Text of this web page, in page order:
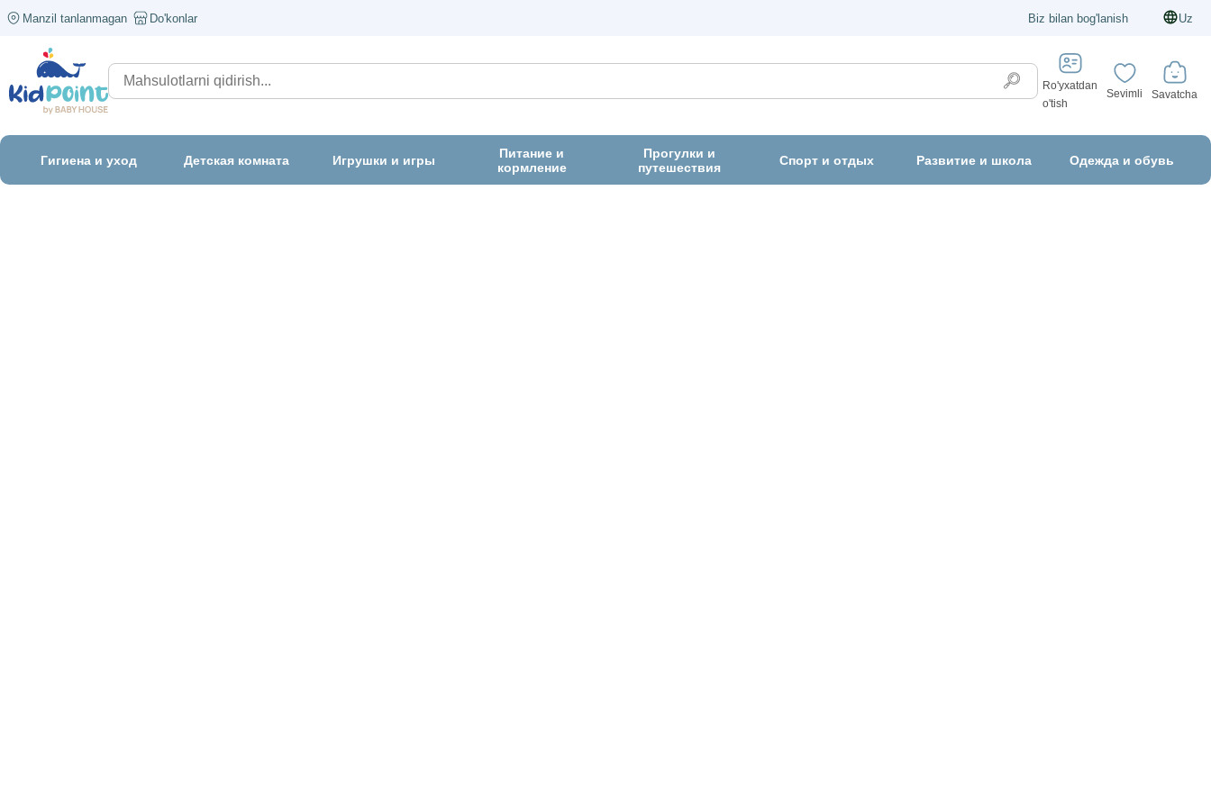
Manzil tanlanmagan Do'konlar Biz bilan bog'lanish Uz
Ro'yxatdan
o'tish
Sevimli Savatcha
Гигиена и уход Детская комната Игрушки и игры
Питание и
кормление
Прогулки и
путешествия
Спорт и отдых Развитие и школа Одежда и обувь